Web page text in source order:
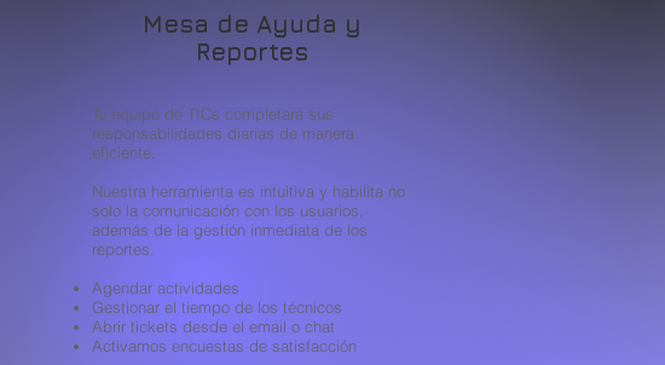
Mesa de Ayuda y
Reportes
Tu equipo de TICs completará sus
responsabilidades diarias de manera
eficiente.
Nuestra herramienta es intuitiva y habilita no
solo la comunicación con los usuarios,
además de la gestión inmediata de los
reportes.
Agendar actividades
Gestionar el tiempo de los técnicos
Abrir tickets desde el email o chat
Activamos encuestas de satisfacción